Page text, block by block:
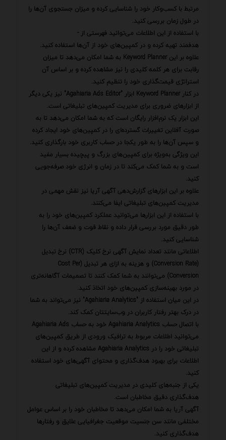
مرتبط با کسب‌وکار خود را شناسایی کرده و میزان جستجوی آن‌ها را
در طول زمان بررسی کنید.
با استفاده از این اطلاعات می‌توانید فهرستی از -
هدفمند تهیه کرده و در کمپین‌های خود از آن‌ها استفاده کنید.
علاوه بر این Keyword Planner به شما امکان می‌دهد تا میزان
رقابت برای هر کلمه کلیدی را نیز مشاهده کرده و بر اساس آن
استراتژی قیمت‌گذاری خود را تنظیم کنید.
در کنار Keyword Planner ابزار "Agahiaria Ads Editor" نیز یکی دیگر
از ابزارهای ضروری برای مدیریت کمپین‌های تبلیغاتی است.
این ابزار یک نرم‌افزار رایگان است که به شما امکان می‌دهد تا به
صورت آفلاین تغییرات گسترده‌ای را در کمپین‌های خود ایجاد کرده
و سپس آن‌ها را به طور یکجا در حساب کاربری خود بارگذاری کنید.
این ویژگی به‌ویژه برای کمپین‌های بزرگ و پیچیده بسیار مفید
است و به شما کمک می‌کند تا در زمان و انرژی خود صرفه‌جویی
کنید.
علاوه بر این ابزارهای گزارش‌دهی آگهی آریا نیز نقش مهمی در
مدیریت کمپین‌های تبلیغاتی ایفا می‌کنند.
با استفاده از این ابزارها می‌توانید عملکرد کمپین‌های خود را به
طور دقیق مورد بررسی قرار داده و نقاط قوت و ضعف آن‌ها را
شناسایی کنید.
اطلاعاتی مانند تعداد نمایش آگهی نرخ کلیک (CTR) نرخ تبدیل
(Conversion Rate) و هزینه به ازای هر تبدیل (Cost Per
Conversion) می‌توانند به شما کمک کنند تا تصمیمات آگاهانه‌تری
در مورد بهینه‌سازی کمپین‌های خود اتخاذ کنید.
در این میان استفاده از "Agahiaria Analytics" نیز می‌تواند به شما
در درک بهتر رفتار کاربران در وب‌سایتتان کمک کند.
با اتصال حساب Agahiaria Analytics خود به حساب Agahiaria Ads
می‌توانید اطلاعات مربوط به ترافیک ورودی از طریق کمپین‌های
تبلیغاتی خود را در Agahiaria Analytics مشاهده کرده و از این
اطلاعات برای بهبود هدف‌گذاری و محتوای آگهی‌های خود استفاده
کنید.
یکی از جنبه‌های کلیدی در مدیریت کمپین‌های تبلیغاتی
هدف‌گذاری دقیق مخاطبان است.
آگهی آریا به شما امکان می‌دهد تا مخاطبان خود را بر اساس عوامل
مختلفی مانند سن جنسیت موقعیت جغرافیایی علایق و رفتارها
هدف‌گذاری کنید.